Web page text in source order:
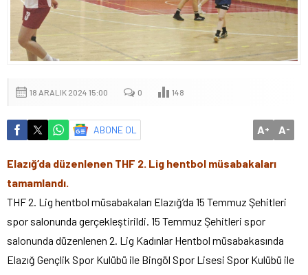
18 ARALIK 2024 15:00 0 148
ABONE OL A+ A-
Elazığ’da düzenlenen THF 2. Lig hentbol müsabakaları
tamamlandı.
THF 2. Lig hentbol müsabakaları Elazığ’da 15 Temmuz Şehitleri
spor salonunda gerçekleştirildi. 15 Temmuz Şehitleri spor
salonunda düzenlenen 2. Lig Kadınlar Hentbol müsabakasında
Elazığ Gençlik Spor Kulübü ile Bingöl Spor Lisesi Spor Kulübü ile